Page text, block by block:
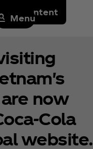
to content
Menu
now
website.